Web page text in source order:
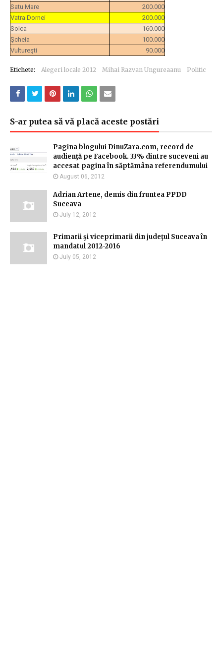
Satu Mare
200.000
Vatra Dornei
200.000
Solca
160.000
Şcheia
100.000
Vultureşti
90.000
Etichete: Alegeri locale 2012 Mihai Razvan Ungureaanu Politic
S-ar putea să vă placă aceste postări
Pagina blogului DinuZara.com, record de
audienţă pe Facebook. 33% dintre suceveni au
accesat pagina în săptămâna referendumului
August 06, 2012
Adrian Artene, demis din fruntea PPDD
Suceava
July 12, 2012
Primarii şi viceprimarii din judeţul Suceava în
mandatul 2012-2016
July 05, 2012